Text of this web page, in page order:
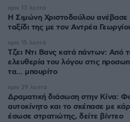
Η Σιμώνη Χριστοδούλου
ταξίδι της με τον Αντρέα
πριν 13 λεπτά
Τζει Ντι Βανς κατά πάντων: Από
ελευθερία του λόγου στις
τα… μπουρίτο
πριν 15 λεπτά
Δραματική διάσωση στην Κίνα:
αυτοκίνητο και το σκέπασε με
έσωσε στρατιώτης, δείτε βίντεο
πριν 29 λεπτά